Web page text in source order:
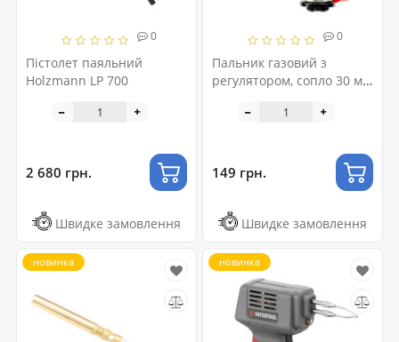
0
Пістолет паяльний
Holzmann LP 700
2 680 грн.
Швидке замовлення
0
Пальник газовий з
регулятором, сопло 30 мм
149 грн.
Швидке замовлення
новинка новинка